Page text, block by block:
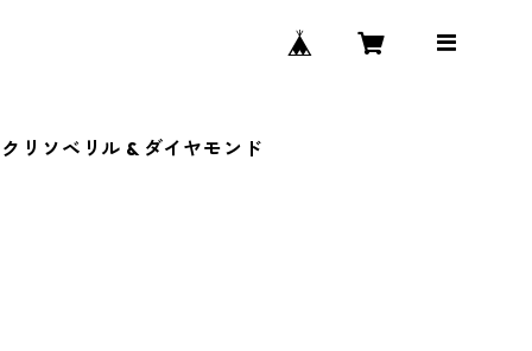
リソベリル & ダイヤモンド